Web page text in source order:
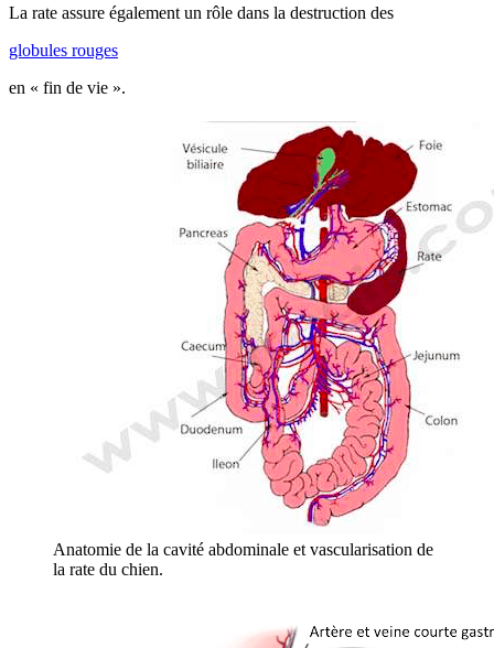
La rate assure également un rôle dans la destruction des
globules rouges
en « fin de vie ».
Anatomie de la cavité abdominale et vascularisation de
la rate du chien.